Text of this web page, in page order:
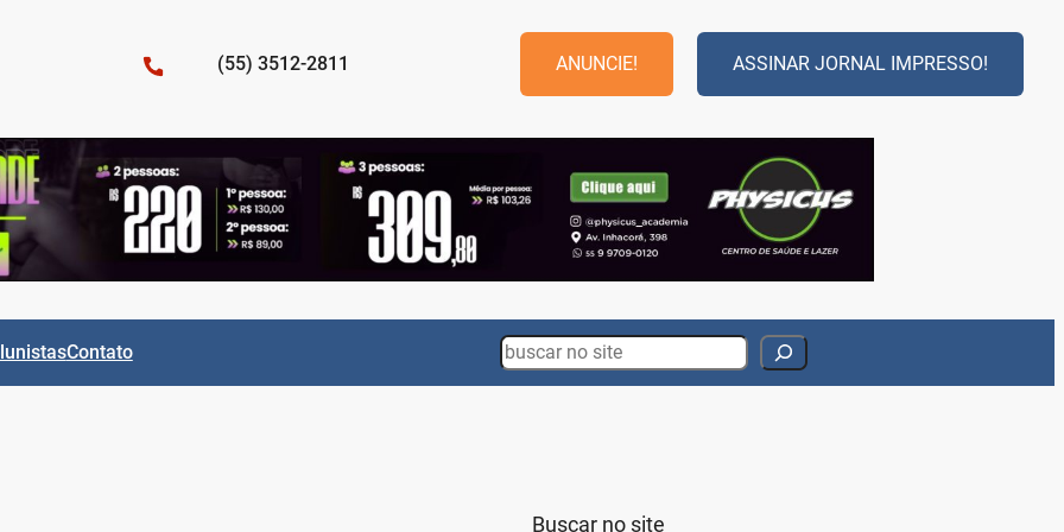
(55) 3512-2811 ANUNCIE! ASSINAR JORNAL IMPRESSO!
Contato Search
Buscar no site